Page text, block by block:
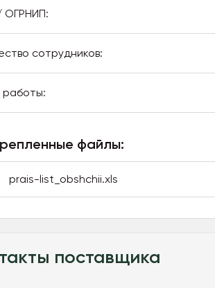
ОГРНИП:
сотрудников:
файлы:
prais-list_obshchii.xls
поставщика